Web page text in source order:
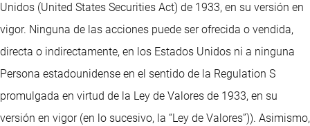
Unidos (United States Securities Act) de 1933, en su versión en
vigor. Ninguna de las acciones puede ser ofrecida o vendida,
directa o indirectamente, en los Estados Unidos ni a ninguna
Persona estadounidense en el sentido de la Regulation S
promulgada en virtud de la Ley de Valores de 1933, en su
versión en vigor (en lo sucesivo, la “Ley de Valores”)). Asimismo,